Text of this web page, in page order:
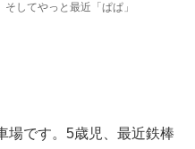
そしてやっと最近「ぱぱ」
場です。5歳児、最近鉄棒